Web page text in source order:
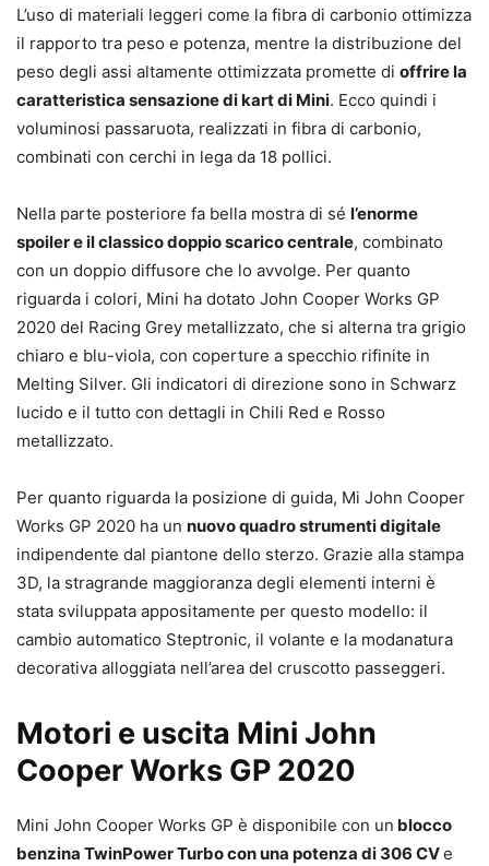
L’uso di materiali leggeri come la fibra di carbonio ottimizza
il rapporto tra peso e potenza, mentre la distribuzione del
peso degli assi altamente ottimizzata promette di offrire la
caratteristica sensazione di kart di Mini. Ecco quindi i
voluminosi passaruota, realizzati in fibra di carbonio,
combinati con cerchi in lega da 18 pollici.
Nella parte posteriore fa bella mostra di sé l’enorme
spoiler e il classico doppio scarico centrale, combinato
con un doppio diffusore che lo avvolge. Per quanto
riguarda i colori, Mini ha dotato John Cooper Works GP
2020 del Racing Grey metallizzato, che si alterna tra grigio
chiaro e blu-viola, con coperture a specchio rifinite in
Melting Silver. Gli indicatori di direzione sono in Schwarz
lucido e il tutto con dettagli in Chili Red e Rosso
metallizzato.
Per quanto riguarda la posizione di guida, Mi John Cooper
Works GP 2020 ha un nuovo quadro strumenti digitale
indipendente dal piantone dello sterzo. Grazie alla stampa
3D, la stragrande maggioranza degli elementi interni è
stata sviluppata appositamente per questo modello: il
cambio automatico Steptronic, il volante e la modanatura
decorativa alloggiata nell’area del cruscotto passeggeri.
Motori e uscita Mini John
Cooper Works GP 2020
Mini John Cooper Works GP è disponibile con un blocco
benzina TwinPower Turbo con una potenza di 306 CVe